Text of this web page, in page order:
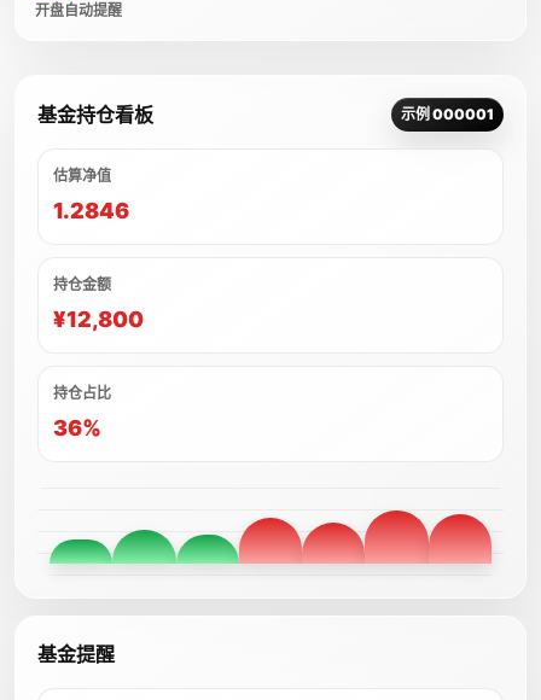
开盘自动提醒
基金持仓看板 示例 000001
估算净值
1.2846
持仓金额
¥12,800
持仓占比
36%
基金提醒